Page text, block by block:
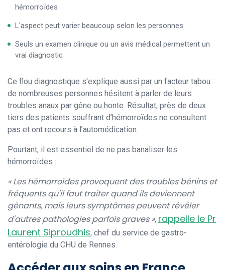
hémorroïdes
L'aspect peut varier beaucoup selon les personnes
Seuls un examen clinique ou un avis médical permettent un
vrai diagnostic
Ce flou diagnostique s'explique aussi par un facteur tabou :
de nombreuses personnes hésitent à parler de leurs
troubles anaux par gêne ou honte. Résultat, près de deux
tiers des patients souffrant d’hémorroïdes ne consultent
pas et ont recours à l’automédication.
Pourtant, il est essentiel de ne pas banaliser les
hémorroïdes :
« Les hémorroïdes provoquent des troubles bénins et
fréquents qu'il faut traiter quand ils deviennent
gênants, mais leurs symptômes peuvent révéler
d'autres pathologies parfois graves », rappelle le Pr
Laurent Siproudhis, chef du service de gastro-
entérologie du CHU de Rennes.